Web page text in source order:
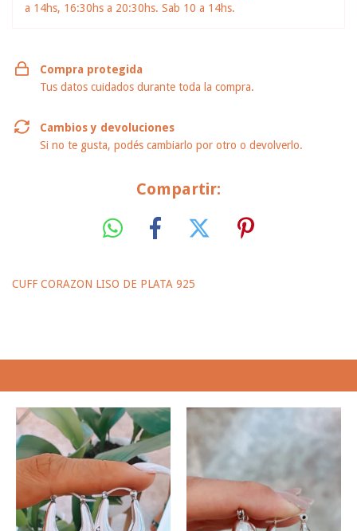
a 14hs, 16:30hs a 20:30hs. Sab 10 a 14hs.
Compra protegida
Tus datos cuidados durante toda la compra.
Cambios y devoluciones
Si no te gusta, podés cambiarlo por otro o devolverlo.
Compartir:
CUFF CORAZON LISO DE PLATA 925